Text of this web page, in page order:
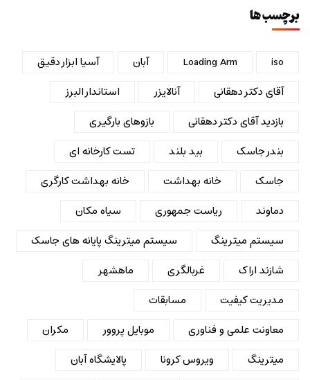
برچسب ها
iso
Loading Arm آبان
آسیا ابزار دقیق
آقای دکتر دهقانی
آنالایزر
استاندار البرز
بازدید آقای دکتر دهقانی
بازوهای بارگیری
بندر جاسک
بید بلند
تست کارخانه ای
جاسک
خانه بهداشت
خانه بهداشت کارگری
دماوند
ریاست جمهوری
سیاه مکان
سیستم میترینگ
سیستم میترینگ پایانه های جاسک
شازند اراک
غربالگری
ماهشهر
مدیریت کیفیت
مسابقات
معاونت علمی و فناوری
موبایل پروور
مکران
میترینگ
ویروس کرونا
پالایشگاه آبان